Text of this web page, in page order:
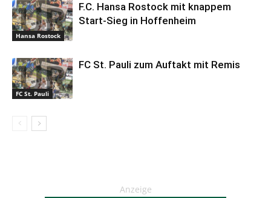
Hansa Rostock
F.C. Hansa Rostock mit knappem
Start-Sieg in Hoffenheim
FC St. Pauli
FC St. Pauli zum Auftakt mit Remis
Anzeige